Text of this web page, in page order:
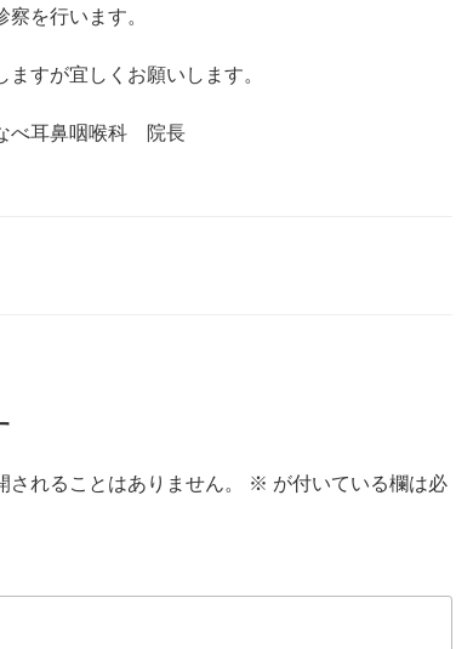
察を行います。
すが宜しくお願いします。
べ耳鼻咽喉科 院長
されることはありません。 ※ が付いている欄は必